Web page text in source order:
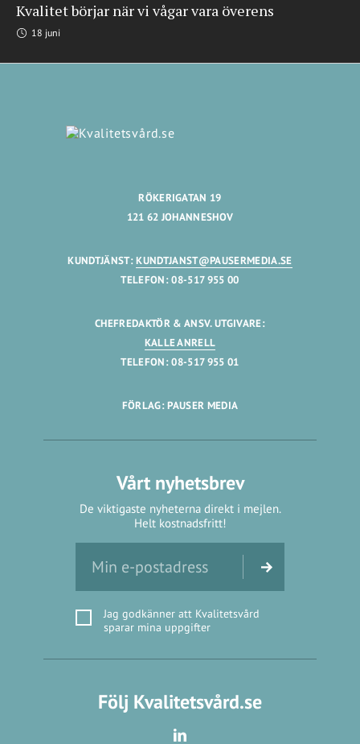
Kvalitet börjar när vi vågar vara överens
18 juni
RÖKERIGATAN 19
121 62 JOHANNESHOV
KUNDTJÄNST:KUNDTJANST@PAUSERMEDIA.SE
TELEFON: 08-517 955 00
CHEFREDAKTÖR & ANSV. UTGIVARE:
KALLE ANRELL
TELEFON: 08-517 955 01
FÖRLAG: PAUSER MEDIA
Vårt nyhetsbrev
De viktigaste nyheterna direkt i mejlen.
Helt kostnadsfritt!
Jag godkänner att Kvalitetsvård
sparar mina uppgifter
Följ Kvalitetsvård.se